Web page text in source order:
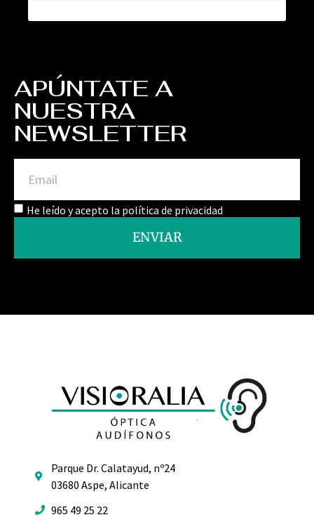
APÚNTATE A
NUESTRA
NEWSLETTER
He leído y acepto la política de privacidad
ENVIAR
Parque Dr. Calatayud, nº24
03680 Aspe, Alicante
965 49 25 22